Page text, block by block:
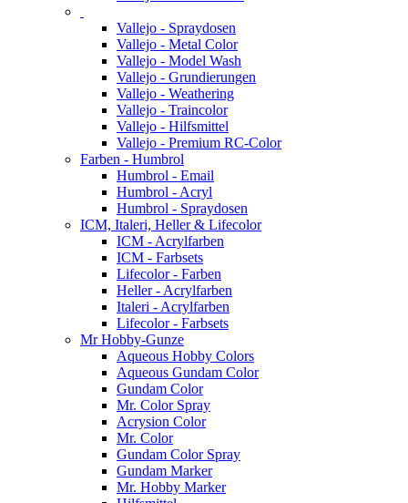
Vallejo - Spraydosen
Vallejo - Metal Color
Vallejo - Model Wash
Vallejo - Grundierungen
Vallejo - Weathering
Vallejo - Traincolor
Vallejo - Hilfsmittel
Vallejo - Premium RC-Color
Farben - Humbrol
Humbrol - Email
Humbrol - Acryl
Humbrol - Spraydosen
ICM, Italeri, Heller & Lifecolor
ICM - Acrylfarben
ICM - Farbsets
Lifecolor - Farben
Heller - Acrylfarben
Italeri - Acrylfarben
Lifecolor - Farbsets
Mr Hobby-Gunze
Aqueous Hobby Colors
Aqueous Gundam Color
Gundam Color
Mr. Color Spray
Acrysion Color
Mr. Color
Gundam Color Spray
Gundam Marker
Mr. Hobby Marker